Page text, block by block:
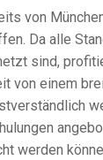
von
Da alle
sind,
von einem
werden